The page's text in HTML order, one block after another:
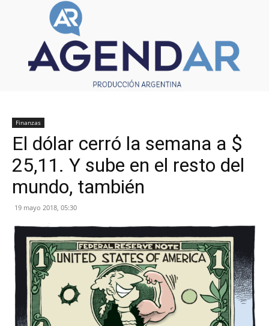
Finanzas
El dólar cerró la semana a $
25,11. Y sube en el resto del
mundo, también
19 mayo 2018, 05:30